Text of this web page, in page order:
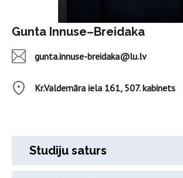
Gunta Innuse–Breidaka
gunta.innuse-breidaka@lu.lv
Kr.Valdemāra iela 161, 507. kabinets
Studiju saturs